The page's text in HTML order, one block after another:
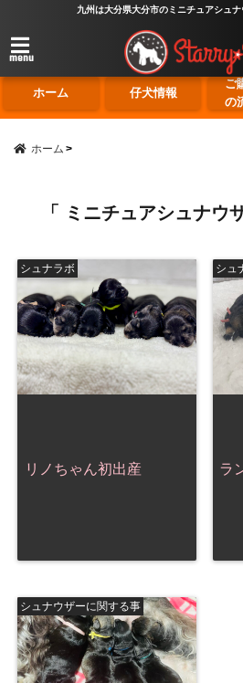
九州は大分県大分市のミニチュアシュ
menu
ホーム 仔犬情報
ご
の
ホーム
「 ミニチュアシュナウ
シュナラボ
リノちゃん初出産
シュ
ラ
シュナウザーに関する事